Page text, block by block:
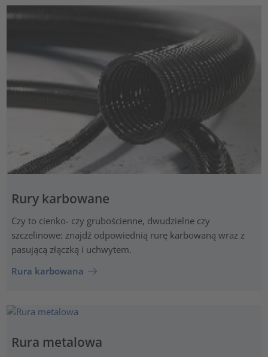
Rury karbowane
Czy to cienko- czy grubościenne, dwudzielne czy
szczelinowe: znajdź odpowiednią rurę karbowaną wraz z
pasującą złączką i uchwytem.
Rura karbowana
Rura metalowa